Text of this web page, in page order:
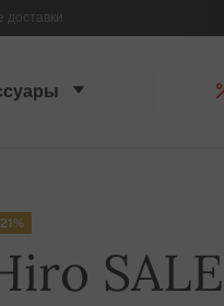
доставки
SALE